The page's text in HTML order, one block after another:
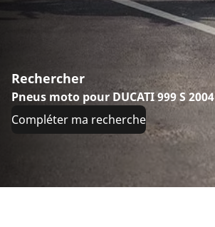
Rechercher
Pneus moto pour DUCATI 999 S 2004
Compléter ma recherche